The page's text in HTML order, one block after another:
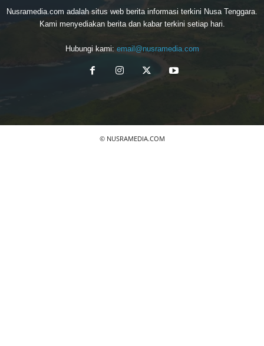
Nusramedia.com adalah situs web berita informasi terkini Nusa Tenggara.
Kami menyediakan berita dan kabar terkini setiap hari.
Hubungi kami: email@nusramedia.com
© NUSRAMEDIA.COM